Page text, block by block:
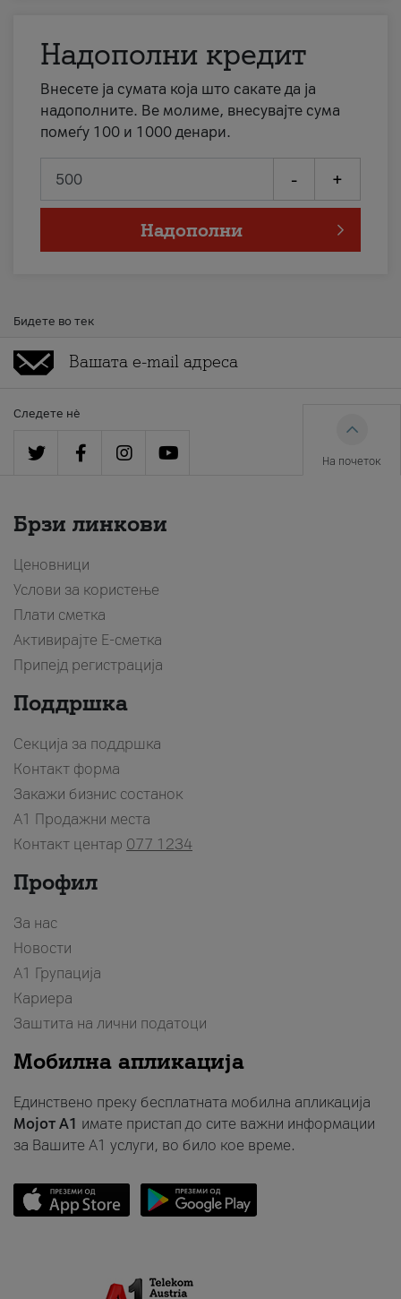
Надополни кредит
Внесете ја сумата која што сакате да ја
надополните. Ве молиме, внесувајте сума
помеѓу 100 и 1000 денари.
- +
Надополни
Бидете во тек
Следете нè
На почеток
Брзи линкови
Ценовници
Услови за користење
Плати сметка
Активирајте Е-сметка
Припејд регистрација
Поддршка
Секција за поддршка
Контакт форма
Закажи бизнис состанок
A1 Продажни места
Контакт центар 077 1234
Профил
За нас
Новости
А1 Групација
Кариера
Заштита на лични податоци
Мобилна апликација
Единствено преку бесплатната мобилна апликација
Мојот A1 имате пристап до сите важни информации
за Вашите A1 услуги, во било кое време.